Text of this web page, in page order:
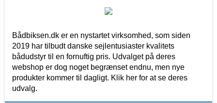
Bådbiksen.dk er en nystartet virksomhed, som siden
2019 har tilbudt danske sejlentusiaster kvalitets
bådudstyr til en fornuftig pris. Udvalget på deres
webshop er dog noget begrænset endnu, men nye
produkter kommer til dagligt. Klik her for at se deres
udvalg.